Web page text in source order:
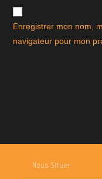
comment
de
Enregistrer mon nom,
navigateur pour mon
Nous Situer